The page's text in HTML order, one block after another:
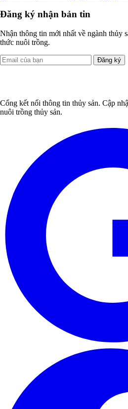
Đăng ký nhận bản tin
Nhận thông tin mới nhất về ngành thủy
thức nuôi trồng.
Đăng ký
Cổng kết nối thông tin thủy sản. Cập
nuôi trồng thủy sản.